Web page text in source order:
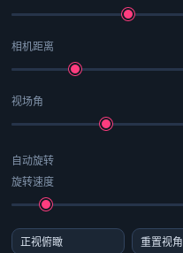
相机距离
视场角
自动旋转
旋转速度
正视俯瞰 重置视角